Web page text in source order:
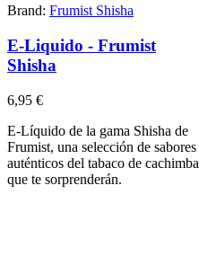
Brand: Frumist Shisha
E-Liquido - Frumist
Shisha
6,95 €
E-Líquido de la gama Shisha de
Frumist, una selección de sabores
auténticos del tabaco de cachimba
que te sorprenderán.